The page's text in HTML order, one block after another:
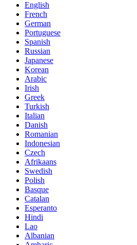
English
French
German
Portuguese
Spanish
Russian
Japanese
Korean
Arabic
Irish
Greek
Turkish
Italian
Danish
Romanian
Indonesian
Czech
Afrikaans
Swedish
Polish
Basque
Catalan
Esperanto
Hindi
Lao
Albanian